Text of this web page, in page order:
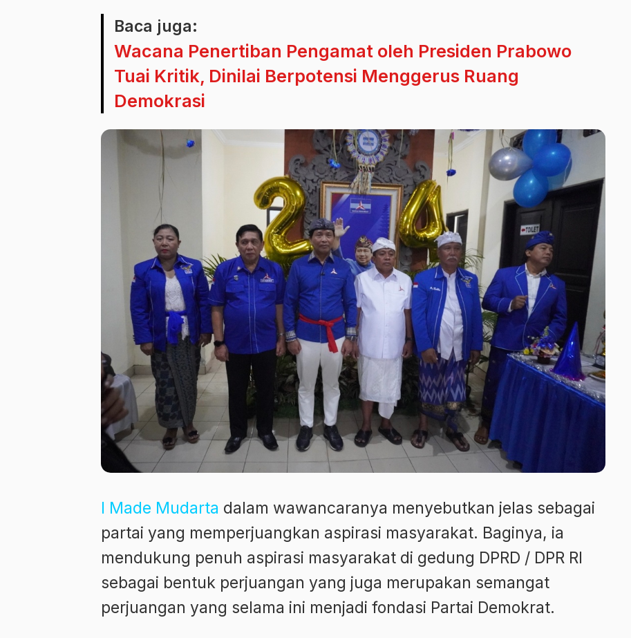
Baca juga:
Wacana Penertiban Pengamat oleh Presiden Prabowo
Tuai Kritik, Dinilai Berpotensi Menggerus Ruang
Demokrasi
I Made Mudarta dalam wawancaranya menyebutkan jelas sebagai
partai yang memperjuangkan aspirasi masyarakat. Baginya, ia
mendukung penuh aspirasi masyarakat di gedung DPRD / DPR RI
sebagai bentuk perjuangan yang juga merupakan semangat
perjuangan yang selama ini menjadi fondasi Partai Demokrat.